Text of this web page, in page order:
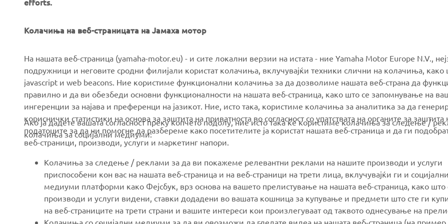
CORPORATE
About us
News
Events
Press
Working at Yamaha
Become a Dealer
Human Rights Policy
FOR BUSINESS
eBike systems
Authorities & Police
Golfcourses
First responders
Robotics
Partnerships
Technical information for
independent dealers
MORE YAMAHA
MyYamaha
Yamaha Racing
Yamaha Motor Global
SUPPORT
Parts Catalogue
Book Maintenance
Dealer locator
Management of Waste
Колачиња на веб-страницата на Јамаха мотор
На нашата веб-страница (yamaha-motor.eu) - и сите локални верзии на истата - ние Yamaha Motor Europe N.V.,
подружници и неговите сродни филијали користат колачиња, вклучувајќи техники слични на колачиња, како
javascript и web beacons. Ние користиме функционални колачиња за да дозволиме нашата веб-страна да
правилно и да ви обезбеди основни функционалности на нашата веб-страница, како што се запомнување на
ингеренции за најава и преференци на јазикот. Ние, исто така, користиме колачиња за аналитика за да
кориснички статистики на основа за заштита на приватноста во согласност со упатствата на органите за заштита
податоците за да ни помогне да разбереме како посетителите ја користат нашата веб-страница и да ги
веб-страници, производи, услуги и маркетинг напори.
Ако ја дадете вашата согласност преку копчето подолу, ние исто така ќе користиме колачиња за следење /
колачиња за социјални медиуми:
Колачиња за следење / реклами за да ви покажеме релевантни реклами на нашите производи и услуги
приспособени кон вас на нашата веб-страница и на веб-страници на трети лица, вклучувајќи ги и
медиуми платформи како Фејсбук, врз основа на вашето прелистување на нашата веб-страница, како што
производи и услуги видени, ставки додадени во вашата кошница за купување и предмети што сте ги
на веб-страниците на трети страни и вашите интереси кои произлегуваат од таквото однесување на
Колачиња со социјални медиуми за да ви овозможи да гледате видеа на нашата веб-страница (на